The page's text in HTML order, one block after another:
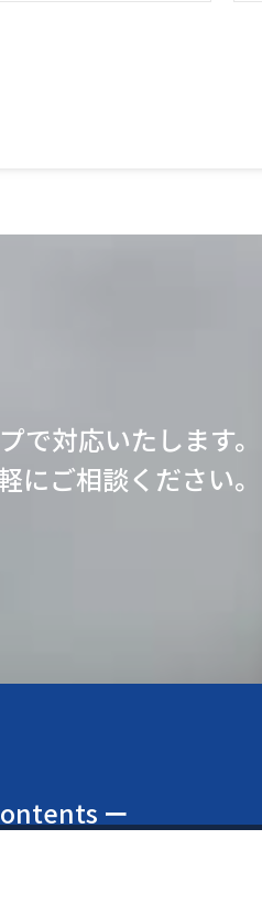
で対応いたします。
にご相談ください。
ー